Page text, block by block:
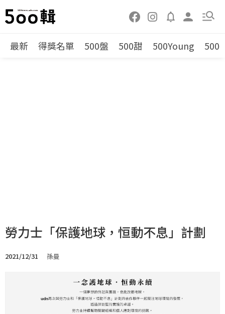
最新 得獎名單 500盤 500甜 500Young 500
勞力士「保護地球，恒動不息」計劃
2021/12/31 孫曼